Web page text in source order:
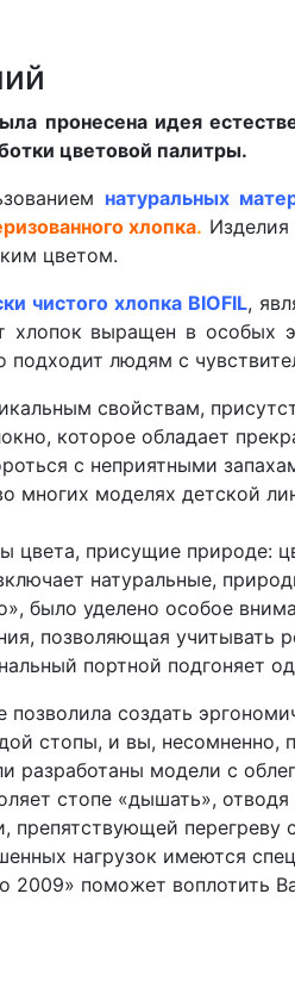
пронесена идея
цветовой палитры.
натуральных
хлопка. Изделия
цветом.
чистого хлопка BIOFIL,
выращен в особых
подходит людям с
свойствам,
которое обладает
с неприятными
многих моделях детской
присущие природе:
натуральные,
было уделено особое
позволяющая учитывать
портной подгоняет
позволила создать
стопы, и вы, несомненно,
разработаны модели с
стопе «дышать»,
препятствующей перегреву
нагрузок имеются
2009» поможет воплотить